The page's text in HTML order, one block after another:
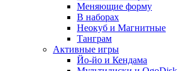
Меняющие форму
В наборах
Неокуб и Магнитные
Танграм
Активные игры
Йо-йо и Кендама